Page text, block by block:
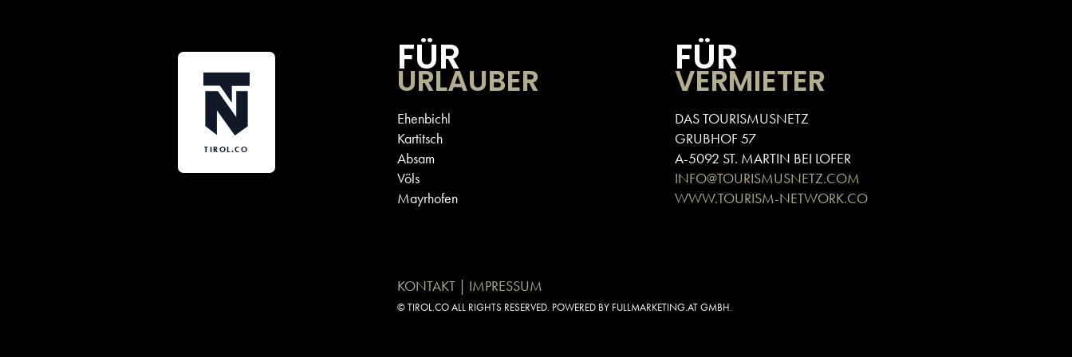
TIROL.CO
FÜR
URLAUBER
Ehenbichl
Kartitsch
Absam
Völs
Mayrhofen
FÜR
VERMIETER
DAS TOURISMUSNETZ
GRUBHOF 57
A-5092 ST. MARTIN BEI LOFER
INFO@TOURISMUSNETZ.COM
WWW.TOURISM-NETWORK.CO
KONTAKT | IMPRESSUM
© TIROL.CO ALL RIGHTS RESERVED. POWERED BY FULLMARKETING.AT GMBH.